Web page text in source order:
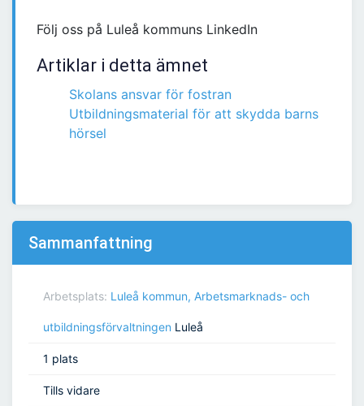
Följ oss på Luleå kommuns LinkedIn
Artiklar i detta ämnet
Skolans ansvar för fostran
Utbildningsmaterial för att skydda barns
hörsel
Sammanfattning
Arbetsplats: Luleå kommun, Arbetsmarknads- och
utbildningsförvaltningen Luleå
1 plats
Tills vidare